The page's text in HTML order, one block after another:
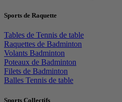
Sports de Raquette
Tables de Tennis de table
Raquettes de Badminton
Volants Badminton
Poteaux de Badminton
Filets de Badminton
Balles Tennis de table
Sports Collectifs